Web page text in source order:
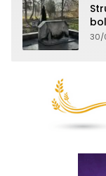
30/